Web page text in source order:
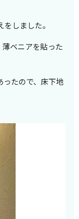
しました。
ベニアを貼った
ったので、床下地